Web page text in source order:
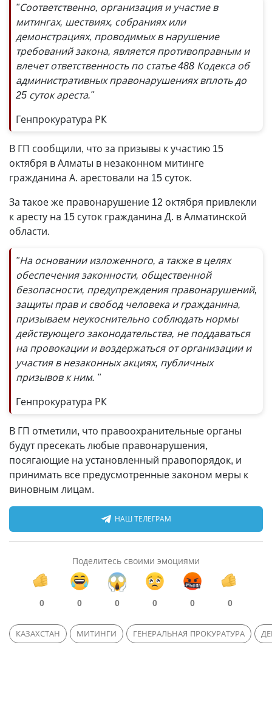
"Соответственно, организация и участие в
митингах, шествиях, собраниях или
демонстрациях, проводимых в нарушение
требований закона, является противоправным и
влечет ответственность по статье 488 Кодекса об
административных правонарушениях вплоть до
25 суток ареста."
Генпрокуратура РК
В ГП сообщили, что за призывы к участию 15
октября в Алматы в незаконном митинге
гражданина А. арестовали на 15 суток.
За такое же правонарушение 12 октября привлекли
к аресту на 15 суток гражданина Д. в Алматинской
области.
"На основании изложенного, а также в целях
обеспечения законности, общественной
безопасности, предупреждения правонарушений,
защиты прав и свобод человека и гражданина,
призываем неукоснительно соблюдать нормы
действующего законодательства, не поддаваться
на провокации и воздержаться от организации и
участия в незаконных акциях, публичных
призывов к ним. "
Генпрокуратура РК
В ГП отметили, что правоохранительные органы
будут пресекать любые правонарушения,
посягающие на установленный правопорядок, и
принимать все предусмотренные законом меры к
виновным лицам.
НАШ ТЕЛЕГРАМ
Поделитесь своими эмоциями
0 0 0 0 0 0
КАЗАХСТАН МИТИНГИ ГЕНЕРАЛЬНАЯ ПРОКУРАТУРА